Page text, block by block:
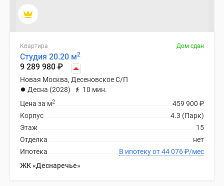
Квартира Дом сдан
Студия 20.20 м2
9 289 980 ₽
Новая Москва, Десеновское С/П
Десна (2028)
10 мин.
459 900 ₽
Цена за м2
4.3 (Парк)
Корпус
15
Этаж
нет
Отделка
В ипотеку от 44 076₽/мес
Ипотека
ЖК «Деснаречье»